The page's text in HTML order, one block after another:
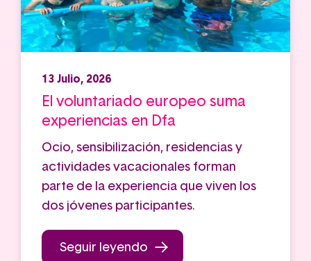
13 Julio, 2026
El voluntariado europeo suma
experiencias en Dfa
Ocio, sensibilización, residencias y
actividades vacacionales forman
parte de la experiencia que viven los
dos jóvenes participantes.
Seguir leyendo